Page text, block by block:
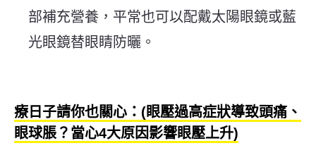
部補充營養，平常也可以配戴太陽眼鏡或藍
光眼鏡替眼睛防曬。
療日子請你也關心：(眼壓過高症狀導致頭痛、
眼球脹？當心4大原因影響眼壓上升)